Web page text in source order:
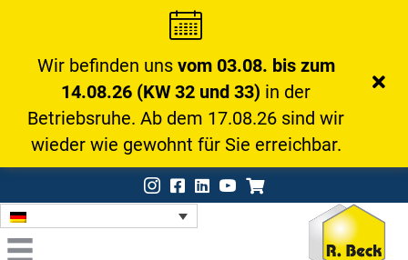
Instagram
Facebook
LinkedIn Onlineshop
Wir befinden uns vom 03.08. bis zum
14.08.26 (KW 32 und 33) in der
Betriebsruhe. Ab dem 17.08.26 sind wir
wieder wie gewohnt für Sie erreichbar.